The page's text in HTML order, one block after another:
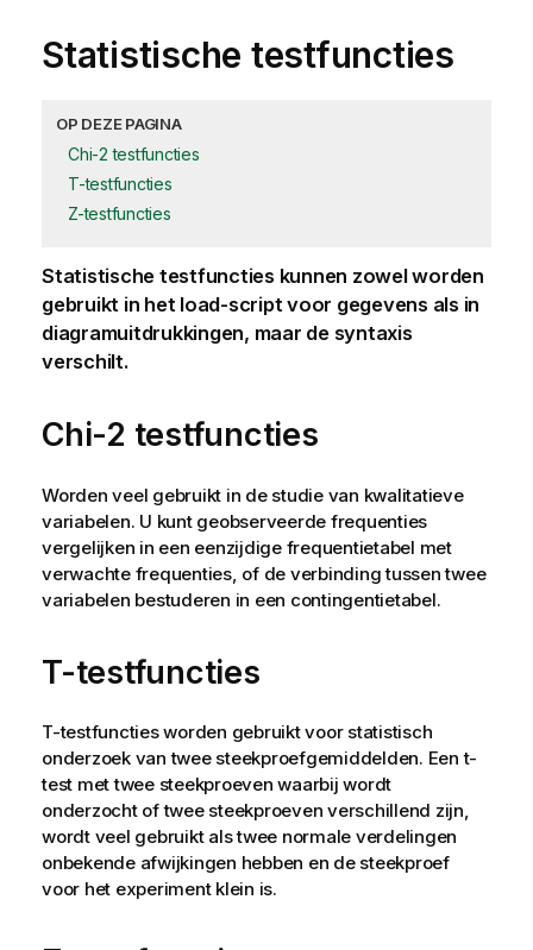
Statistische testfuncties
OP DEZE PAGINA
Chi-2 testfuncties
T-testfuncties
Z-testfuncties
Statistische testfuncties kunnen zowel worden
gebruikt in het load-script voor gegevens als in
diagramuitdrukkingen, maar de syntaxis
verschilt.
Chi-2 testfuncties
Worden veel gebruikt in de studie van kwalitatieve
variabelen. U kunt geobserveerde frequenties
vergelijken in een eenzijdige frequentietabel met
verwachte frequenties, of de verbinding tussen twee
variabelen bestuderen in een contingentietabel.
T-testfuncties
T-testfuncties worden gebruikt voor statistisch
onderzoek van twee steekproefgemiddelden. Een t-
test met twee steekproeven waarbij wordt
onderzocht of twee steekproeven verschillend zijn,
wordt veel gebruikt als twee normale verdelingen
onbekende afwijkingen hebben en de steekproef
voor het experiment klein is.